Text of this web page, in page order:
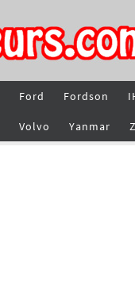
Ford Fordson
Volvo Yanmar